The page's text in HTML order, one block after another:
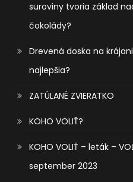
suroviny tvoria základ
čokolády?
Drevená doska na
najlepšia?
ZATÚLANÉ ZVIERATKO
KOHO VOLIŤ?
KOHO VOLIŤ – leták –
september 2023